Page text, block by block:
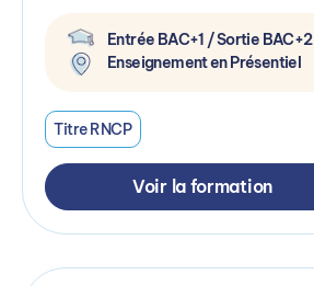
Entrée BAC+1 / Sortie BAC+2
Enseignement en Présentiel
Titre RNCP
Voir la formation